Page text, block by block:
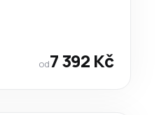
od7 392 Kč